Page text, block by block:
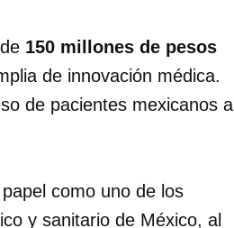
150 millones de pesos
de innovación médica.
de pacientes mexicanos a
como uno de los
y sanitario de México, al